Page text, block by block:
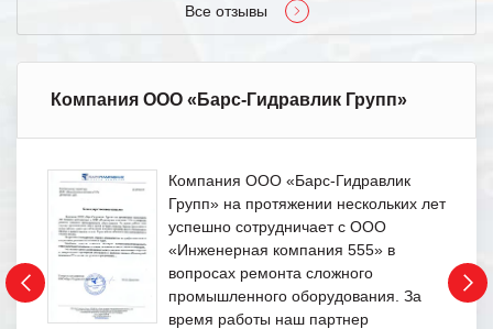
Все отзывы
Компания ООО «Барс-Гидравлик Групп»
Компания ООО «Барс-Гидравлик
Групп» на протяжении нескольких лет
успешно сотрудничает с ООО
«Инженерная компания 555» в
вопросах ремонта сложного
промышленного оборудования. За
время работы наш партнер